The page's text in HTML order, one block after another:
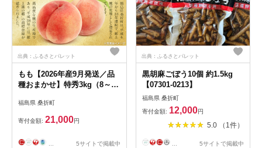
出典：ふるさとパレット
もも【2026年産9月発送／品
種おまかせ】特秀3kg（8～11
【07301-0234】
福島県 桑折町
寄付金額: 21,000円
5サイトで掲載中
出典：ふるさとパレット
黒胡麻ごぼう10個 約1.5kg
【07301-0213】
福島県 桑折町
寄付金額: 12,000円
5.0 （1件）
5サイトで掲載中